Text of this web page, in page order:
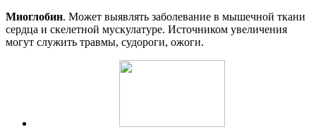
Миоглобин. Может выявлять заболевание в мышечной ткани
сердца и скелетной мускулатуре. Источником увеличения
могут служить травмы, судороги, ожоги.